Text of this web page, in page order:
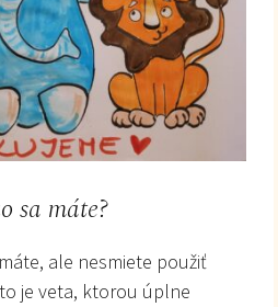
sa máte?
ale nesmiete použiť
je veta, ktorou úplne